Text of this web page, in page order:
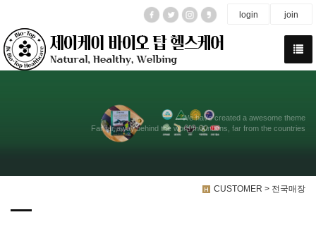
login join
We have created a awesome theme
Far far away,behind the word mountains, far from the countries
CUSTOMER > 전국매장